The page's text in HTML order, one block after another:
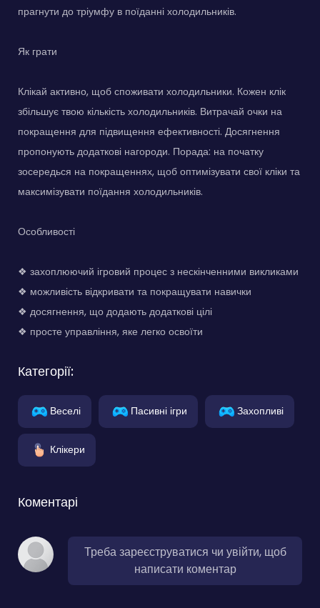
прагнути до тріумфу в поїданні холодильників.
Як грати
Клікай активно, щоб споживати холодильники. Кожен клік
збільшує твою кількість холодильників. Витрачай очки на
покращення для підвищення ефективності. Досягнення
пропонують додаткові нагороди. Порада: на початку
зосередься на покращеннях, щоб оптимізувати свої кліки та
максимізувати поїдання холодильників.
Особливості
❖ захоплюючий ігровий процес з нескінченними викликами
❖ можливість відкривати та покращувати навички
❖ досягнення, що додають додаткові цілі
❖ просте управління, яке легко освоїти
Категорії:
Веселі Пасивні ігри Захопливі
Клікери
Коментарі
Треба зареєструватися чи увійти, щоб
написати коментар